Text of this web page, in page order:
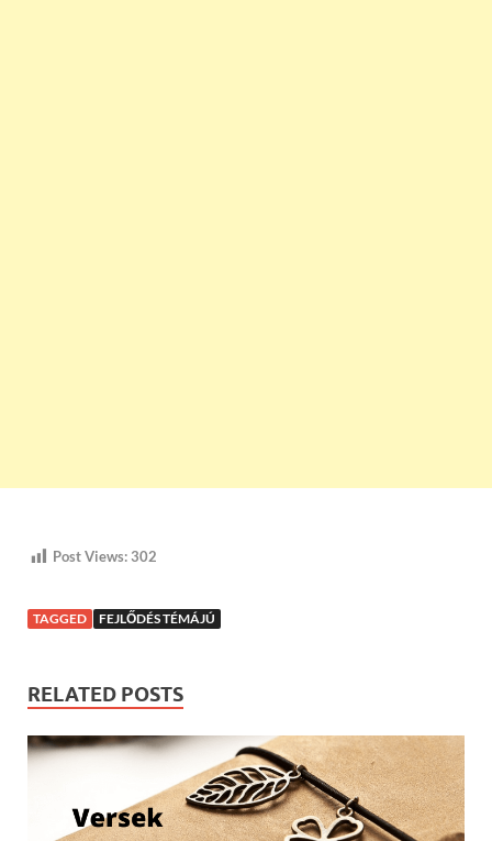
Post Views:302
TAGGED FEJLŐDÉS TÉMÁJÚ
RELATED POSTS